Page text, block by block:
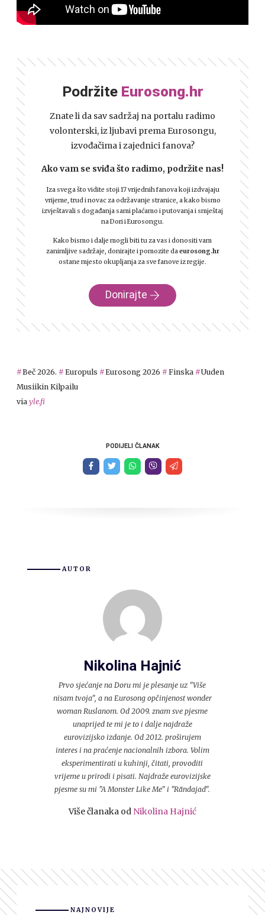
Podržite Eurosong.hr
Znate li da sav sadržaj na portalu radimo
volonterski, iz ljubavi prema Eurosongu,
izvođačima i zajednici fanova?
Ako vam se sviđa što radimo, podržite nas!
Iza svega što vidite stoji 17 vrijednih fanova koji izdvajaju
vrijeme, trud i novac za održavanje stranice, a kako bismo
izvještavali s događanja sami plaćamo i putovanja i smještaj
na Dori i Eurosongu.
Kako bismo i dalje mogli biti tu za vas i donositi vam
zanimljive sadržaje, donirajte i pomozite daeurosong.hr
ostane mjesto okupljanja za sve fanove iz regije.
Donirajte
Beč 2026. Europuls Eurosong 2026 Finska
Uuden
Musiikin Kilpailu
via yle.fi
PODIJELI ČLANAK
AUTOR
Nikolina Hajnić
Prvo sjećanje na Doru mi je plesanje uz "Više
nisam tvoja", a na Eurosong opčinjenost wonder
woman Ruslanom. Od 2009. znam sve pjesme
unaprijed te mi je to i dalje najdraže
eurovizijsko izdanje. Od 2012. proširujem
interes i na praćenje nacionalnih izbora. Volim
eksperimentirati u kuhinji, čitati, provoditi
vrijeme u prirodi i pisati. Najdraže eurovizijske
pjesme su mi "A Monster Like Me" i "Rändajad".
Više članaka od Nikolina Hajnić
NAJNOVIJE